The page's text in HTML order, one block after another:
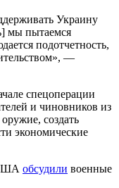
Украину
мы пытаемся
подотчетность,
—
спецоперации
и чиновников из
создать
экономические
обсудили военные